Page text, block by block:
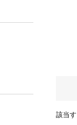
該当